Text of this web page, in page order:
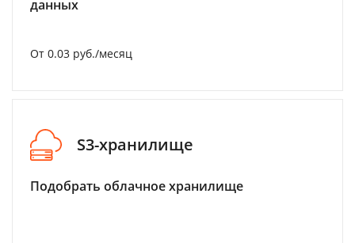
данных
От 0.03 руб./месяц
S3-хранилище
Подобрать облачное хранилище